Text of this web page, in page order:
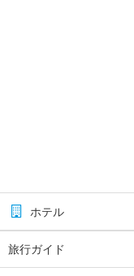
ホテル
旅行ガイド